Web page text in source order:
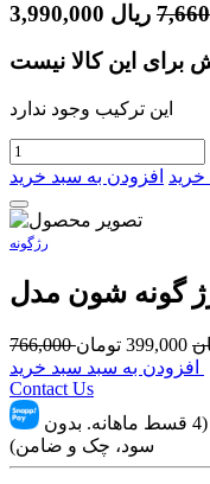
3,990,000 ریال
برای این کالا نیست
این ترکیب وجود ندارد
افزودن به سبد خرید خرید
رژگونه
766,000 399,000 تومان
Contact Us
تومان (4 قسط ماهانه. بدون
سود، چک و ضامن)